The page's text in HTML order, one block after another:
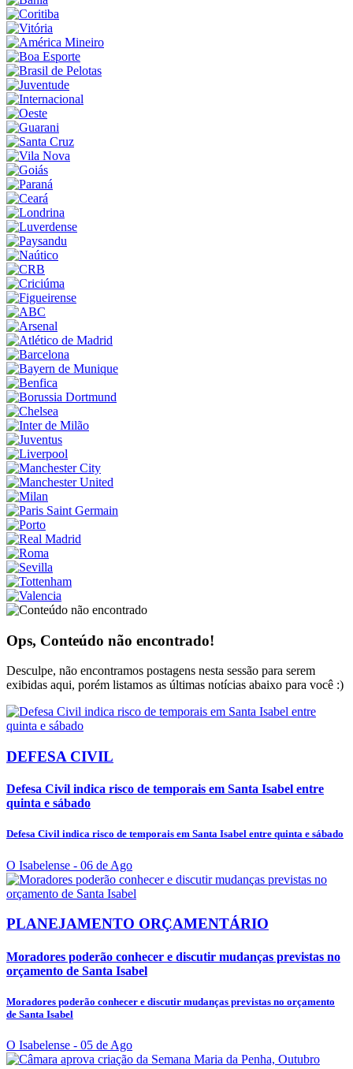
Ops, Conteúdo não encontrado!
Desculpe, não encontramos postagens nesta sessão para serem
exibidas aqui, porém listamos as últimas notícias abaixo para você :)
DEFESA CIVIL
Defesa Civil indica risco de temporais em Santa Isabel entre
quinta e sábado
Defesa Civil indica risco de temporais em Santa Isabel entre quinta e sábado
O Isabelense - 06 de Ago
PLANEJAMENTO ORÇAMENTÁRIO
Moradores poderão conhecer e discutir mudanças previstas no
orçamento de Santa Isabel
Moradores poderão conhecer e discutir mudanças previstas no orçamento
de Santa Isabel
O Isabelense - 05 de Ago